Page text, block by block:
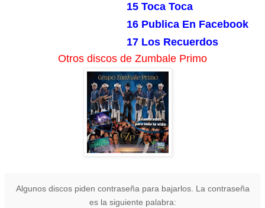
15 Toca Toca
16 Publica En Facebook
17 Los Recuerdos
Otros discos de Zumbale Primo
Algunos discos piden contraseña para bajarlos. La contraseña
es la siguiente palabra: